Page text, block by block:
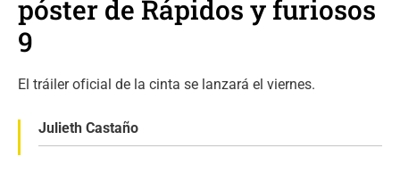
póster de Rápidos y furiosos
9
El tráiler oficial de la cinta se lanzará el viernes.
Julieth Castaño